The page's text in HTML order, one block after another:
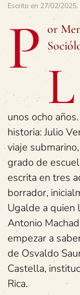
Escrito en 27/02/2025
P or
L
unos ocho
historia: Julio
viaje
grado de
escrita en tres
borrador,
Ugalde a quien
Antonio
empezar a
de Osvaldo
Castella,
Rica.